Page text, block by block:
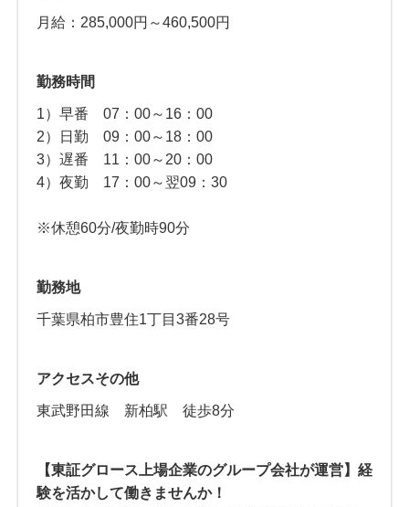
月給：285,000円～460,500円
勤務時間
1）早番 07：00～16：00
2）日勤 09：00～18：00
3）遅番 11：00～20：00
4）夜勤 17：00～翌09：30
※休憩60分/夜勤時90分
勤務地
千葉県柏市豊住1丁目3番28号
アクセスその他
東武野田線 新柏駅 徒歩8分
【東証グロース上場企業のグループ会社が運営】経
験を活かして働きませんか！